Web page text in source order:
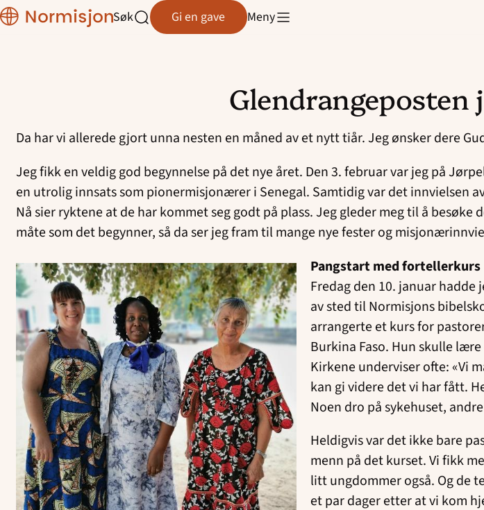
innhold
Normisjon
Åpne
Søk Gi en gave Meny
Normisjon Telemark
Normisjon Øst
Normisjon Østfold
Glendrangeposten
Da har vi allerede gjort unna nesten en måned av et nytt tiår. Jeg ønsker dere
Jeg fikk en veldig god begynnelse på det nye året. Den 3. februar var jeg på
en utrolig innsats som pionermisjonærer i Senegal. Samtidig var det innvielsen
Nå sier ryktene at de har kommet seg godt på plass. Jeg gleder meg til å
måte som det begynner, så da ser jeg fram til mange nye fester og
Pangstart med fortellerkurs
Fredag den 10. januar
av sted til Normisjons
arrangerte et kurs for
Burkina Faso. Hun skulle
Kirkene underviser ofte: «Vi
kan gi videre det vi har fått.
Noen dro på sykehuset,
Heldigvis var det ikke bare
menn på det kurset. Vi fikk
litt ungdommer også. Og de
et par dager etter at vi kom